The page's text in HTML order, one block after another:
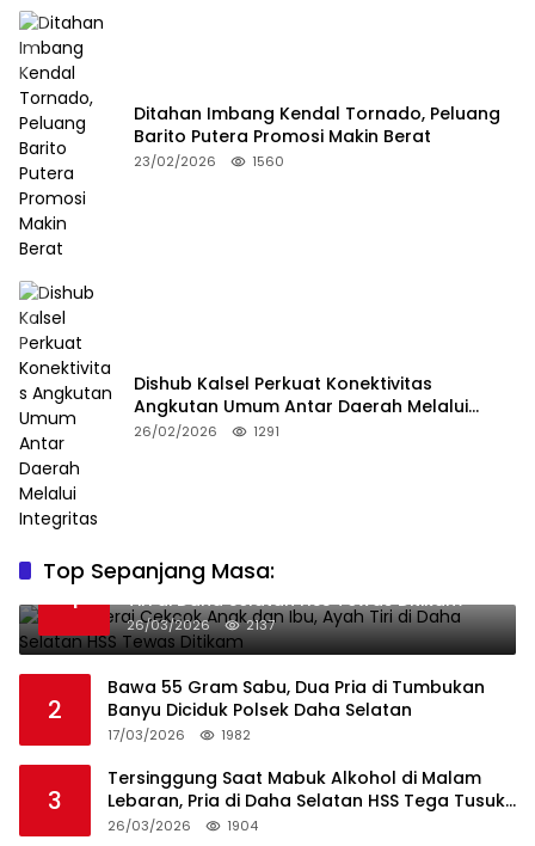
Ditahan Imbang Kendal Tornado, Peluang
Barito Putera Promosi Makin Berat
23/02/2026 1560
Dishub Kalsel Perkuat Konektivitas
Angkutan Umum Antar Daerah Melalui
Integritas
26/02/2026 1291
Top Sepanjang Masa:
1
Niat Melerai Cekcok Anak dan Ibu, Ayah
Tiri di Daha Selatan HSS Tewas Ditikam
26/03/2026 2137
2
Bawa 55 Gram Sabu, Dua Pria di Tumbukan
Banyu Diciduk Polsek Daha Selatan
17/03/2026 1982
3
Tersinggung Saat Mabuk Alkohol di Malam
Lebaran, Pria di Daha Selatan HSS Tega Tusuk
Teman Sendiri
26/03/2026 1904